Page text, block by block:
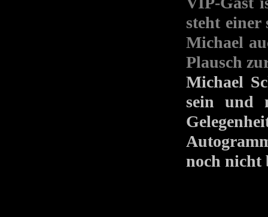
steht einer
Michael
Plausch
Michael
sein und
noch nicht